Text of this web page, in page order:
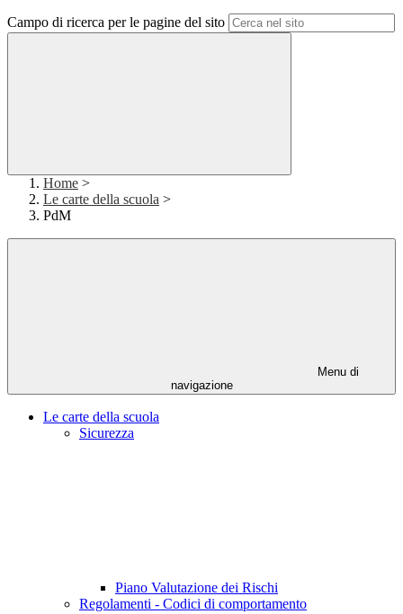
Campo di ricerca per le pagine del sito
Home >
Le carte della scuola >
PdM
Menu di
navigazione
Le carte della scuola
Sicurezza
Piano Valutazione dei Rischi
Regolamenti - Codici di comportamento